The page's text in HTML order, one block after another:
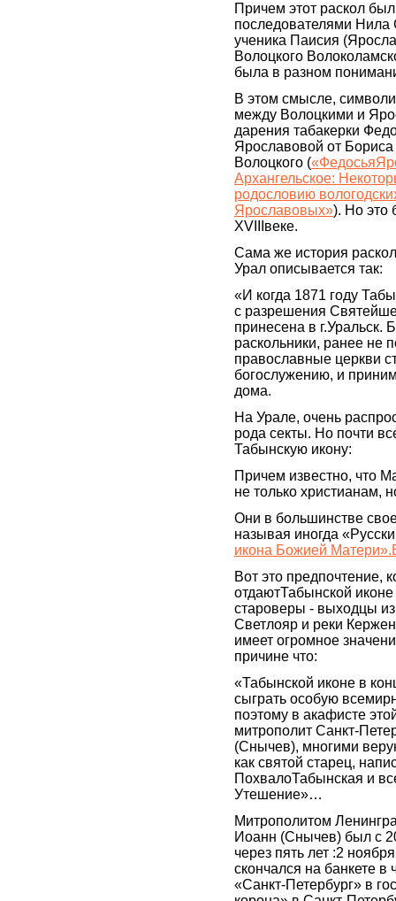
Причем этот раскол
последователями Нила
ученика Паисия
Волоцкого
была в разном
В этом смысле,
между Волоцкими и
дарения табакерки
Ярославовой от
Волоцкого (
Архангельское:
родословию
Ярославовых»). Но это
XVIIIвеке.
Сама же история
Урал описывается так:
«И когда 1871 году
с разрешения
принесена в г.Уральск.
раскольники, ранее не
православные церкви
богослужению, и
дома.
На Урале, очень
рода секты. Но почти
Табынскую икону:
Причем известно, что
не только христианам,
Они в большинстве
называя иногда
икона Божией
Вот это предпочтение,
отдаютТабынской
староверы - выходцы из
Светлояр и реки
имеет огромное
причине что:
«Табынской иконе в
сыграть особую
поэтому в акафисте
митрополит Санкт-
(Снычев), многими
как святой старец,
ПохвалоТабынская и
Утешение»…
Митрополитом
Иоанн (Снычев) был с
через пять лет :2
скончался на банкете в
«Санкт-Петербург» в